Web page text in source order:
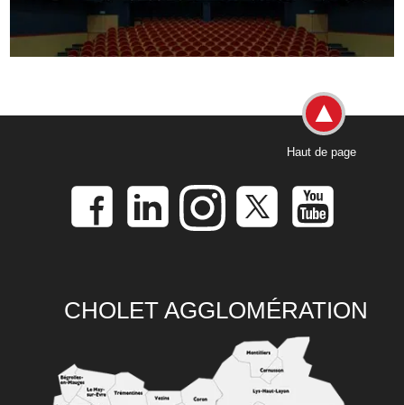
Haut de page
CHOLET AGGLOMÉRATION